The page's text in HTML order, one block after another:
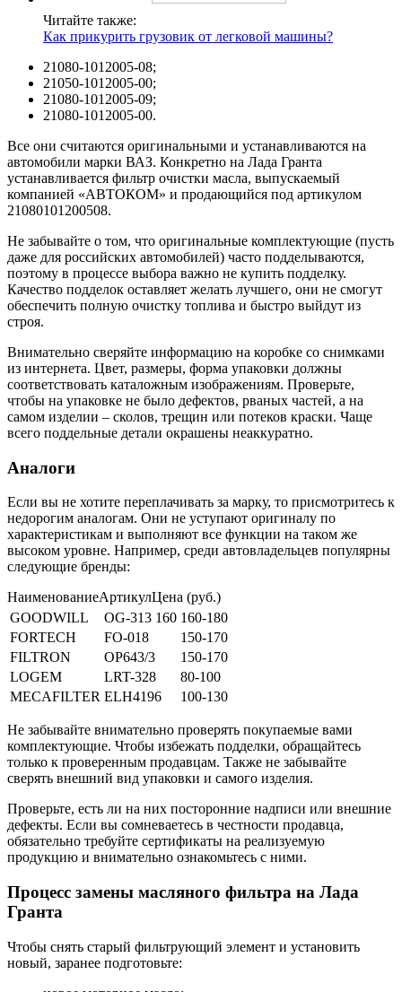
Читайте также:
Как прикурить грузовик от легковой машины?
21080-1012005-08;
21050-1012005-00;
21080-1012005-09;
21080-1012005-00.
Все они считаются оригинальными и устанавливаются на
автомобили марки ВАЗ. Конкретно на Лада Гранта
устанавливается фильтр очистки масла, выпускаемый
компанией «АВТОКОМ» и продающийся под артикулом
21080101200508.
Не забывайте о том, что оригинальные комплектующие (пусть
даже для российских автомобилей) часто подделываются,
поэтому в процессе выбора важно не купить подделку.
Качество подделок оставляет желать лучшего, они не смогут
обеспечить полную очистку топлива и быстро выйдут из
строя.
Внимательно сверяйте информацию на коробке со снимками
из интернета. Цвет, размеры, форма упаковки должны
соответствовать каталожным изображениям. Проверьте,
чтобы на упаковке не было дефектов, рваных частей, а на
самом изделии – сколов, трещин или потеков краски. Чаще
всего поддельные детали окрашены неаккуратно.
Аналоги
Если вы не хотите переплачивать за марку, то присмотритесь к
недорогим аналогам. Они не уступают оригиналу по
характеристикам и выполняют все функции на таком же
высоком уровне. Например, среди автовладельцев популярны
следующие бренды:
НаименованиеАртикулЦена (руб.)
GOODWILL
OG-313 160 160-180
FORTECH
FO-018
150-170
FILTRON
OP643/3
150-170
LOGEM
LRT-328
80-100
MECAFILTER ELH4196 100-130
Не забывайте внимательно проверять покупаемые вами
комплектующие. Чтобы избежать подделки, обращайтесь
только к проверенным продавцам. Также не забывайте
сверять внешний вид упаковки и самого изделия.
Проверьте, есть ли на них посторонние надписи или внешние
дефекты. Если вы сомневаетесь в честности продавца,
обязательно требуйте сертификаты на реализуемую
продукцию и внимательно ознакомьтесь с ними.
Процесс замены масляного фильтра на Лада
Гранта
Чтобы снять старый фильтрующий элемент и установить
новый, заранее подготовьте: